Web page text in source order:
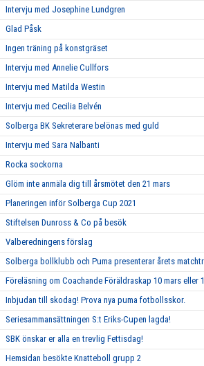
Intervju med Josephine Lundgren
Glad Påsk
Ingen träning på konstgräset
Intervju med Annelie Cullfors
Intervju med Matilda Westin
Intervju med Cecilia Belvén
Solberga BK Sekreterare belönas med guld
Intervju med Sara Nalbanti
Rocka sockorna
Glöm inte anmäla dig till årsmötet den 21 mars
Planeringen inför Solberga Cup 2021
Stiftelsen Dunross & Co på besök
Valberedningens förslag
Solberga bollklubb och Puma presenterar årets
Föreläsning om Coachande Föräldraskap 10 mars eller
Inbjudan till skodag! Prova nya puma fotbollsskor.
Seriesammansättningen S:t Eriks-Cupen lagda!
SBK önskar er alla en trevlig Fettisdag!
Hemsidan besökte Knatteboll grupp 2